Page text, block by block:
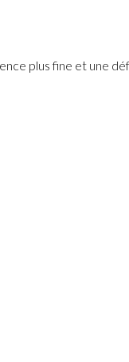
plus fine et une